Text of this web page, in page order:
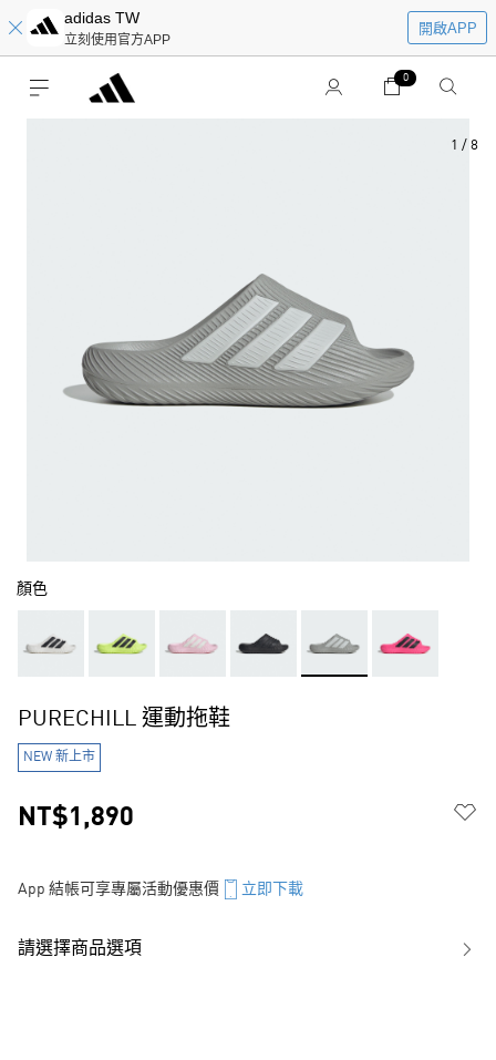
adidas TW
立刻使用官方APP
開啟APP
0
1 / 8
顏色
PURECHILL 運動拖鞋
NEW 新上市
NT$1,890
App 結帳可享專屬活動優惠價 立即下載
請選擇商品選項